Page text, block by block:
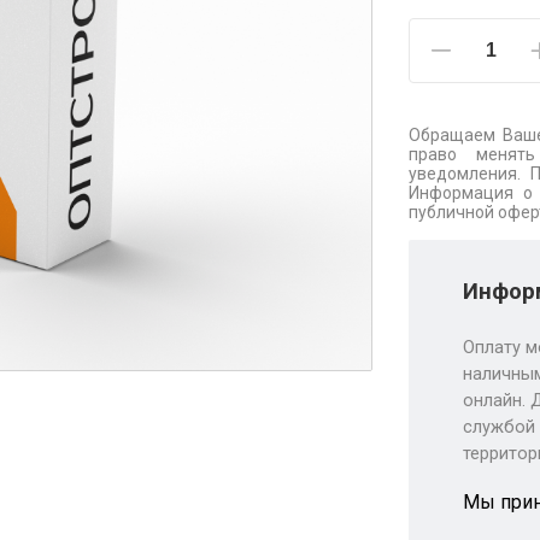
Обращаем
право менять
уведомления.
Информация о
публичной
Оплату
онлайн.
службой
Мы